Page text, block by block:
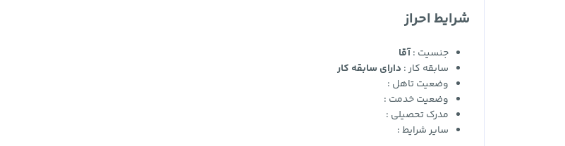
شرایط احراز
جنسیت :آقا
سابقه کار : دارای سابقه کار
وضعیت تاهل :
وضعیت خدمت :
مدرک تحصیلی :
سایر شرایط :